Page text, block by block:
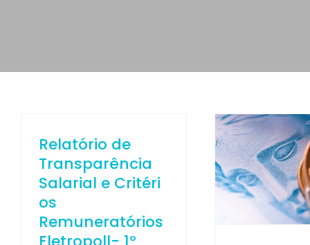
ESPAÑOL
Relatório de
Transparência
Salarial e Critéri
os
Remuneratórios